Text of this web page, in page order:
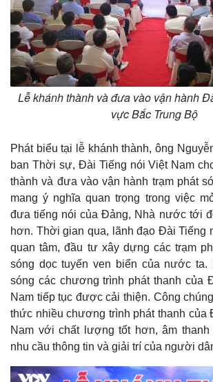
Pháp luật
Vụ án
Tin nóng
Tư vấn luật
Quân sự -
Vũ khí
Việt Nam
Phân tích
Lễ khánh thành và đưa vào vận hành
vực Bắc Trung Bộ
Phát biểu tại lễ khánh thành, ông
ban Thời sự, Đài Tiếng nói Việt Nam
thành và đưa vào vận hành trạm phát
mang ý nghĩa quan trọng trong việc
đưa tiếng nói của Đảng, Nhà nước tới
hơn. Thời gian qua, lãnh đạo Đài Tiếng
quan tâm, đầu tư xây dựng các trạm
sóng dọc tuyến ven biển của nước ta.
sóng các chương trình phát thanh của
Nam tiếp tục được cải thiện. Công
thức nhiều chương trình phát thanh của
Nam với chất lượng tốt hơn, âm
nhu cầu thông tin và giải trí của người